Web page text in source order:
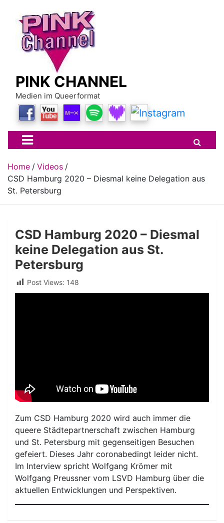
content
PINK CHANNEL
Medien im Queerformat
Home
Videos
CSD Hamburg 2020 – Diesmal keine Delegation aus
St. Petersburg
CSD Hamburg 2020 – Diesmal
keine Delegation aus St.
Petersburg
Post Views: 148
Zum CSD Hamburg 2020 wird auch immer die
queere Städtepartnerschaft zwischen Hamburg
und St. Petersburg mit gegenseitigen Besuchen
gefeiert. Dieses Jahr coronabedingt leider nicht.
Im Interview spricht Wolfgang Krömer mit
Wolfgang Preussner vom LSVD Hamburg über die
aktuellen Entwicklungen und Perspektiven.